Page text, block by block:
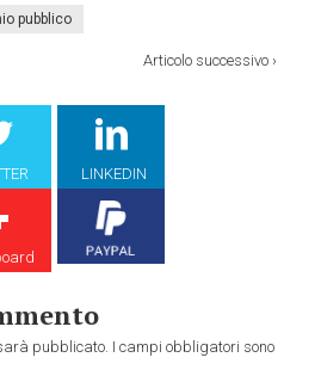
pubblico
Articolo successivo›
LINKEDIN
pubblicato. I campi obbligatori sono